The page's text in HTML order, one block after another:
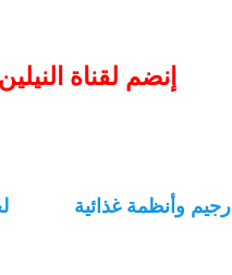
إنضم لقناة
رجيم وأنظمة غذائية